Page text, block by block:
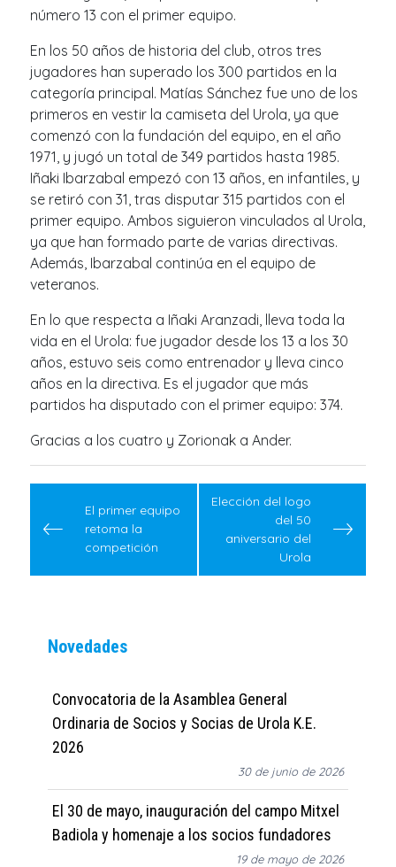
número 13 con el primer equipo.
En los 50 años de historia del club, otros tres
jugadores han superado los 300 partidos en la
categoría principal. Matías Sánchez fue uno de los
primeros en vestir la camiseta del Urola, ya que
comenzó con la fundación del equipo, en el año
1971, y jugó un total de 349 partidos hasta 1985.
Iñaki Ibarzabal empezó con 13 años, en infantiles, y
se retiró con 31, tras disputar 315 partidos con el
primer equipo. Ambos siguieron vinculados al Urola,
ya que han formado parte de varias directivas.
Además, Ibarzabal continúa en el equipo de
veteranos.
En lo que respecta a Iñaki Aranzadi, lleva toda la
vida en el Urola: fue jugador desde los 13 a los 30
años, estuvo seis como entrenador y lleva cinco
años en la directiva. Es el jugador que más
partidos ha disputado con el primer equipo: 374.
Gracias a los cuatro y Zorionak a Ander.
Navegación
entradas
El primer equipo
retoma la
competición
Elección del logo
del 50
aniversario del
Urola
Novedades
Convocatoria de la Asamblea General
Ordinaria de Socios y Socias de Urola K.E.
2026
30 de junio de 2026
El 30 de mayo, inauguración del campo Mitxel
Badiola y homenaje a los socios fundadores
19 de mayo de 2026